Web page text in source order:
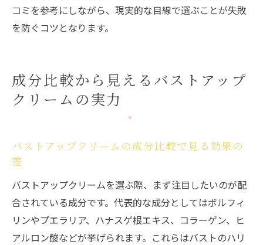
コミを参考にしながら、現実的な目線で選ぶことが失敗
を防ぐコツとなります。
成分比較から見えるバストアップ
クリームの実力
バストアップクリームの成分比較で見る効果の
差
バストアップクリームを選ぶ際、まず注目したいのが配
合されている成分です。代表的な成分としてはボルフィ
リンやプエラリア、ハナスゲ根エキス、コラーゲン、ヒ
アルロン酸などが挙げられます。これらはバストのハリ